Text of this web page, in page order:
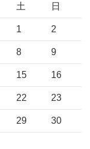
土 日
1 2
8 9
15 16
22 23
29 30